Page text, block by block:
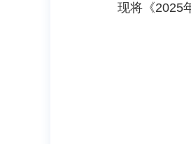
现将《2025